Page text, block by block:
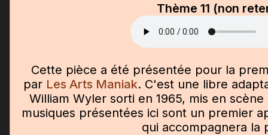
Thème 11 (non
Cette pièce a été présentée pour la
par Les Arts Maniak. C'est une libre
William Wyler sorti en 1965, mis en
musiques présentées ici sont un premier
qui accompagnera la